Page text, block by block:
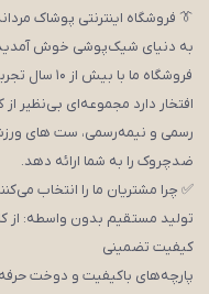
👔 فروشگاه اینترنتی پوشاک
به دنیای شیک‌پوشی خوش
فروشگاه ما با بیش از ۱۰ سال تجربه در تولید و عرضه مستقیم پوشاک مردانه،
افتخار دارد مجموعه‌ای بی‌نظیر
رسمی و نیمه‌رسمی، ست های
ضدچروک را به شما ارائه دهد.
✅ چرا مشتریان ما را انتخاب
تولید مستقیم بدون واسطه: از
کیفیت تضمینی
پارچه‌های باکیفیت و دوخت